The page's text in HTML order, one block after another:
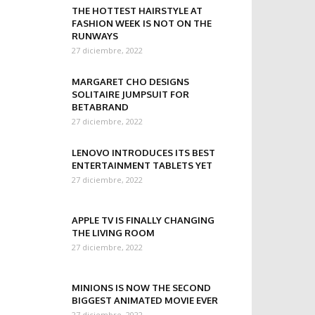
THE HOTTEST HAIRSTYLE AT
FASHION WEEK IS NOT ON THE
RUNWAYS
27 diciembre, 2022
MARGARET CHO DESIGNS
SOLITAIRE JUMPSUIT FOR
BETABRAND
27 diciembre, 2022
LENOVO INTRODUCES ITS BEST
ENTERTAINMENT TABLETS YET
27 diciembre, 2022
APPLE TV IS FINALLY CHANGING
THE LIVING ROOM
27 diciembre, 2022
MINIONS IS NOW THE SECOND
BIGGEST ANIMATED MOVIE EVER